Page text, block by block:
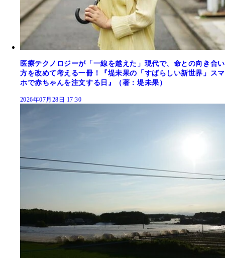
医療テクノロジーが「一線を越えた」現代で、命との向き合い
方を改めて考える一冊！『堤未果の「すばらしい新世界」スマ
ホで赤ちゃんを注文する日』（著：堤未果）
2026年07月28日 17:30